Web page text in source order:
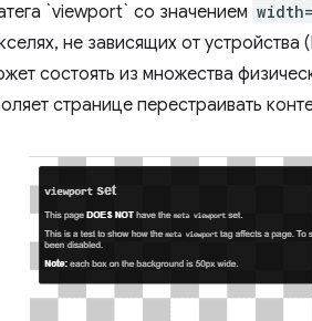
`viewport` со значением
не зависящих от
состоять из множества
странице перестраивать